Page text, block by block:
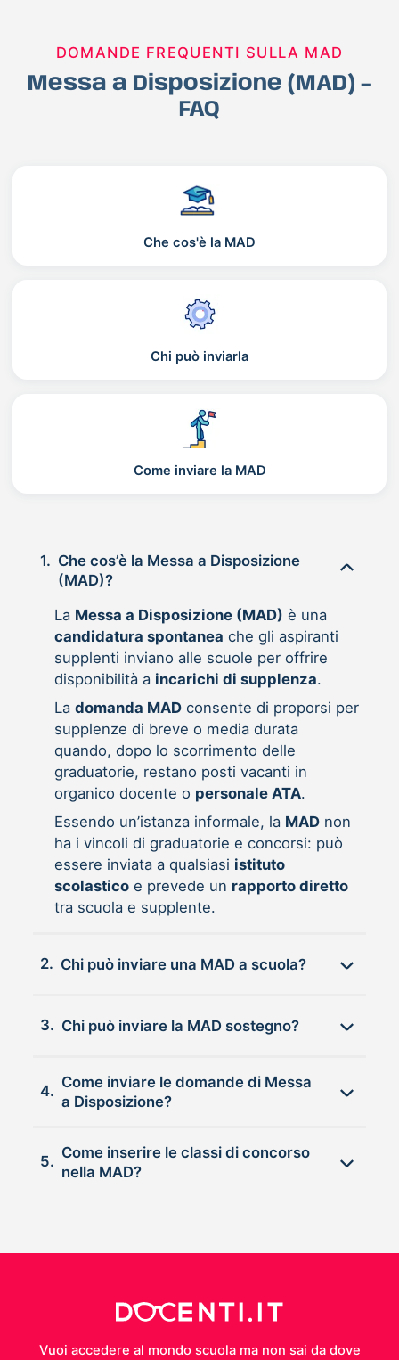
DOMANDE FREQUENTI SULLA MAD
Messa a Disposizione (MAD) –
FAQ
Che cos'è la MAD
Chi può inviarla
Come inviare la MAD
1. Che cos’è la Messa a Disposizione
(MAD)?
La Messa a Disposizione (MAD) è una
candidatura spontanea che gli aspiranti
supplenti inviano alle scuole per offrire
disponibilità a incarichi di supplenza.
La domanda MADconsente di proporsi per
supplenze di breve o media durata
quando, dopo lo scorrimento delle
graduatorie, restano posti vacanti in
organico docente o personale ATA.
Essendo un’istanza informale, la MADnon
ha i vincoli di graduatorie e concorsi: può
essere inviata a qualsiasi istituto
scolasticoe prevede un rapporto diretto
tra scuola e supplente.
2. Chi può inviare una MAD a scuola?
3. Chi può inviare la MAD sostegno?
4.
Come inviare le domande di Messa
a Disposizione?
5.
Come inserire le classi di concorso
nella MAD?
Vuoi accedere al mondo scuola ma non sai da dove